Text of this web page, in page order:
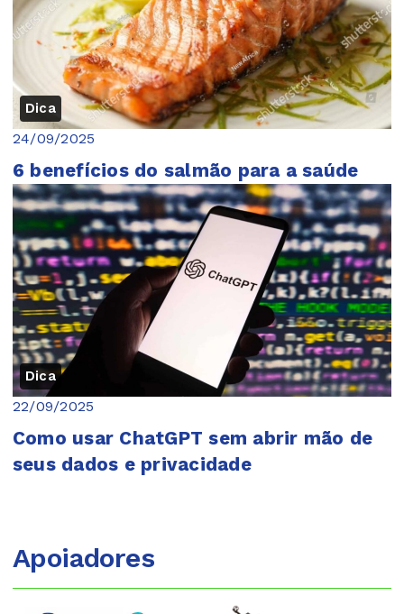
Dica
24/09/2025
6 benefícios do salmão para a saúde
Dica
22/09/2025
Como usar ChatGPT sem abrir mão de
seus dados e privacidade
Apoiadores